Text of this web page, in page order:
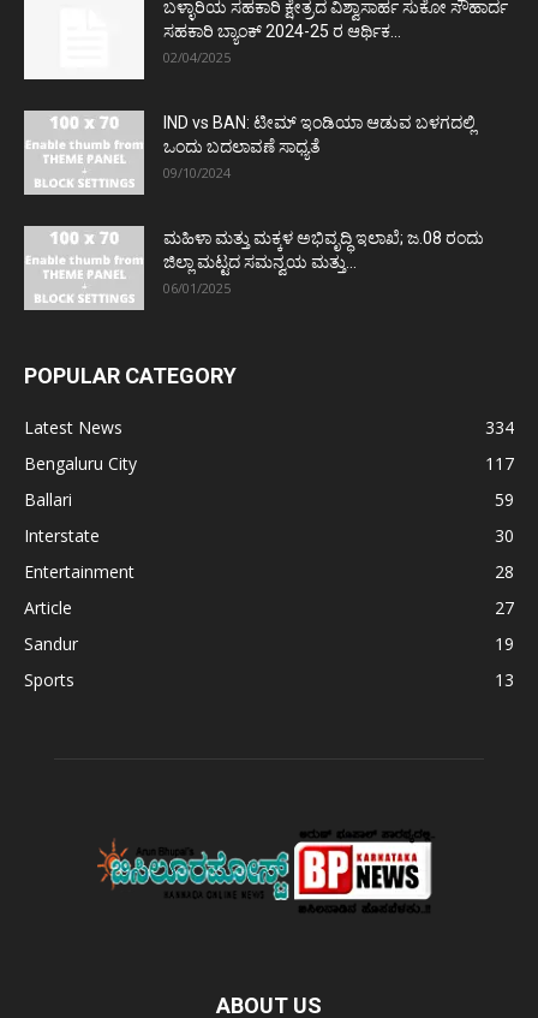
ಬಳ್ಳಾರಿಯ ಸಹಕಾರಿ ಕ್ಷೇತ್ರದ ವಿಶ್ವಾಸಾರ್ಹ ಸುಕೋ ಸೌಹಾರ್ದ
ಸಹಕಾರಿ ಬ್ಯಾಂಕ್ 2024-25 ರ ಆರ್ಥಿಕ...
02/04/2025
IND vs BAN: ಟೀಮ್ ಇಂಡಿಯಾ ಆಡುವ ಬಳಗದಲ್ಲಿ
ಒಂದು ಬದಲಾವಣೆ ಸಾಧ್ಯತೆ
09/10/2024
ಮಹಿಳಾ ಮತ್ತು ಮಕ್ಕಳ ಅಭಿವೃದ್ಧಿ ಇಲಾಖೆ; ಜ.08 ರಂದು
ಜಿಲ್ಲಾ ಮಟ್ಟದ ಸಮನ್ವಯ ಮತ್ತು...
06/01/2025
POPULAR CATEGORY
Latest News
334
Bengaluru City
117
Ballari
59
Interstate
30
Entertainment
28
Article
27
Sandur
19
Sports
13
ABOUT US